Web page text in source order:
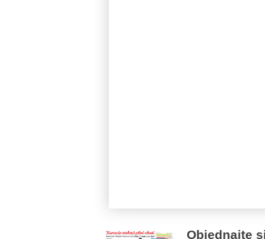
Objednajte